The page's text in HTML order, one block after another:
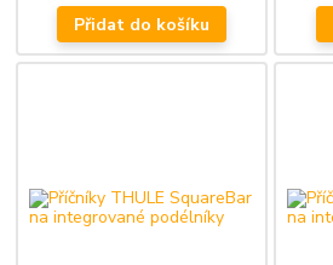
Přidat do košíku